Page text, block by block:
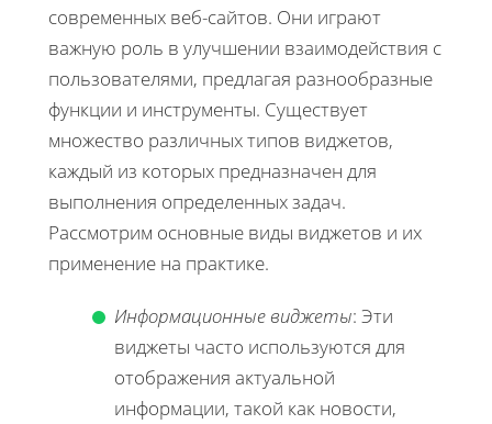
современных веб-сайтов. Они играют
важную роль в улучшении взаимодействия с
пользователями, предлагая разнообразные
функции и инструменты. Существует
множество различных типов виджетов,
каждый из которых предназначен для
выполнения определенных задач.
Рассмотрим основные виды виджетов и их
применение на практике.
Информационные виджеты: Эти
виджеты часто используются для
отображения актуальной
информации, такой как новости,